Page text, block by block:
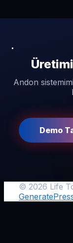
Andon
Demo
© 2026 Life